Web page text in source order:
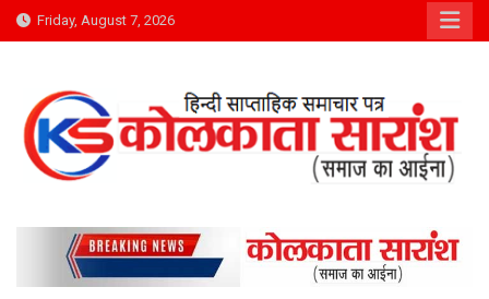
Skip
to
Friday, August 7, 2026
Kolkata Saransh News
समाज का आईना